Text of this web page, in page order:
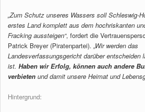
„Zum Schutz unseres Wassers soll Schleswig-
erstes Land komplett aus dem hochriskanten
Fracking aussteigen“, fordert die
Patrick Breyer (Piratenpartei). „Wir werden das
Landesverfassungsgericht darüberentscheiden
ist. Haben wir Erfolg, können auch andere
verbieten und damit unsere Heimat und
Hintergrund: